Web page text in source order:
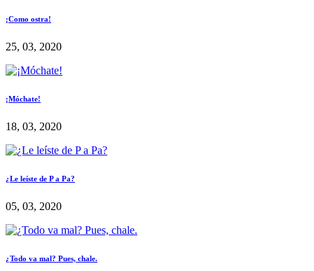
¡Como ostra!
25, 03, 2020
¡Móchate!
18, 03, 2020
¿Le leíste de P a Pa?
05, 03, 2020
¿Todo va mal? Pues, chale.